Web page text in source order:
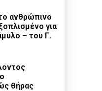
ανθρώπινο
για
– του Γ.
θήρας